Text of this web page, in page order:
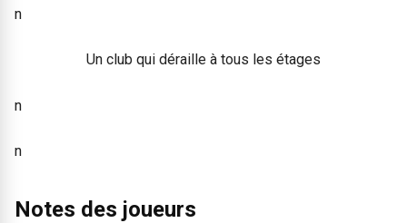
n
Un club qui déraille à tous les étages
n
n
Notes des joueurs